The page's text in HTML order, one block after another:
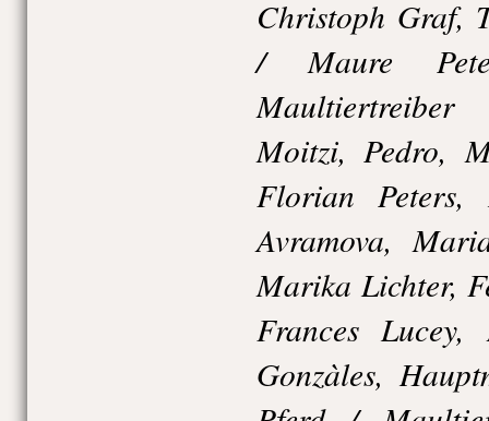
Christoph Graf,
/ Maure
Moitzi, Pedro,
Florian Peters,
Avramova,
Marika Lichter,
Frances
Gonzàles,